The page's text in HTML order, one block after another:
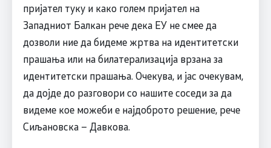
пријател туку и како голем пријател на
Западниот Балкан рече дека ЕУ не смее да
дозволи ние да бидеме жртва на идентитетски
прашања или на билатерализација врзана за
идентитетски прашања. Очекува, и јас очекувам,
да дојде до разговори со нашите соседи за да
видеме кое можеби е најдоброто решение, рече
Сиљановска – Давкова.